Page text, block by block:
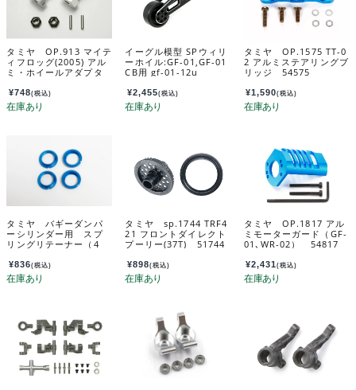
タミヤ OP.913 マイテ
ィフロッグ(2005) アル
ミ・ホイールアダプタ
¥748(税込)
イーグル模型 SPウィリ
ーホイル:GF-01,GF-01
CB用 gf-01-12u
¥2,455(税込)
タミヤ OP.1575 TT-0
2 アルミステアリングブ
リッジ 54575
¥1,590(税込)
タミヤ バギーダンパ
ーシリンダー用 スプ
リングリテーナー（4
ビスパーツ 19804414
-000
¥836(税込)
タミヤ sp.1744 TRF4
21 フロントダイレクト
プーリー(37T) 51744
¥898(税込)
タミヤ OP.1817 アル
ミモーターガード（GF-
01､WR-02） 54817
¥2,431(税込)